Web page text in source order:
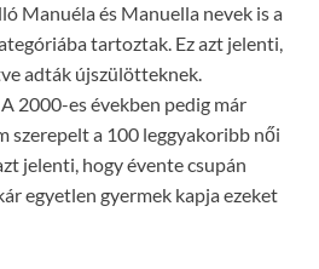
Manuéla és Manuella nevek is a
tartoztak. Ez azt jelenti,
adták újszülötteknek.
A 2000-es években pedig már
szerepelt a 100 leggyakoribb női
jelenti, hogy évente csupán
egyetlen gyermek kapja ezeket